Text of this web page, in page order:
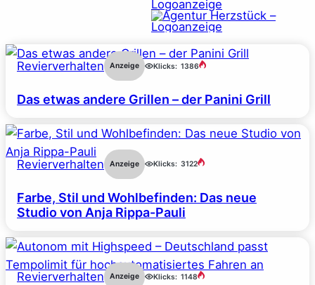
Revierverhalten Anzeige Klicks: 1386
Das etwas andere Grillen – der Panini Grill
Revierverhalten Anzeige Klicks: 3122
Farbe, Stil und Wohlbefinden: Das neue
Studio von Anja Rippa-Pauli
Revierverhalten Anzeige Klicks: 1148